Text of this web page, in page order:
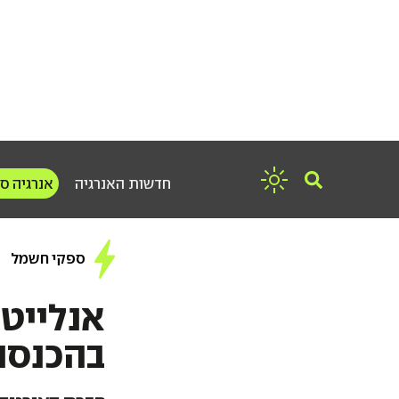
חדשות האנרגיה אנרגיה
ספקי חשמל